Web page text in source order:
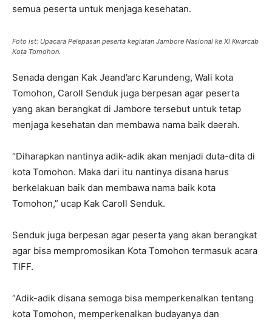
semua peserta untuk menjaga kesehatan.
Foto ist: Upacara Pelepasan peserta kegiatan Jambore Nasional ke XI Kwarcab
Kota Tomohon.
Senada dengan Kak Jeand’arc Karundeng, Wali kota
Tomohon, Caroll Senduk juga berpesan agar peserta
yang akan berangkat di Jambore tersebut untuk tetap
menjaga kesehatan dan membawa nama baik daerah.
“Diharapkan nantinya adik-adik akan menjadi duta-dita di
kota Tomohon. Maka dari itu nantinya disana harus
berkelakuan baik dan membawa nama baik kota
Tomohon,” ucap Kak Caroll Senduk.
Senduk juga berpesan agar peserta yang akan berangkat
agar bisa mempromosikan Kota Tomohon termasuk acara
TIFF.
“Adik-adik disana semoga bisa memperkenalkan tentang
kota Tomohon, memperkenalkan budayanya dan